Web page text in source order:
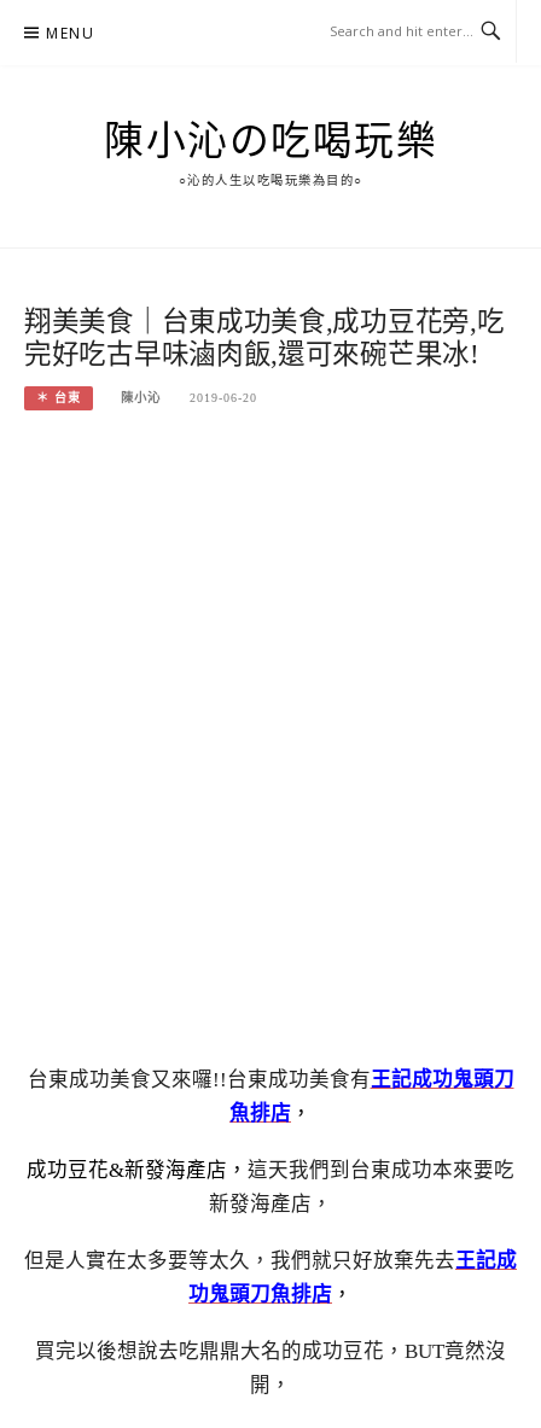
MENU
陳小沁の吃喝玩樂
○沁的人生以吃喝玩樂為目的○
翔美美食｜台東成功美食,成功豆花旁,吃
完好吃古早味滷肉飯,還可來碗芒果冰!
＊ 台東 陳小沁 2019-06-20
台東成功美食又來囉!!台東成功美食有王記成功鬼頭刀
魚排店 ，
成功豆花&新發海產店， 這天我們到台東成功本來要吃
新發海產店，
但是人實在太多要等太久，我們就只好放棄先去王記成
功鬼頭刀魚排店 ，
買完以後想說去吃鼎鼎大名的成功豆花，BUT竟然沒
開，